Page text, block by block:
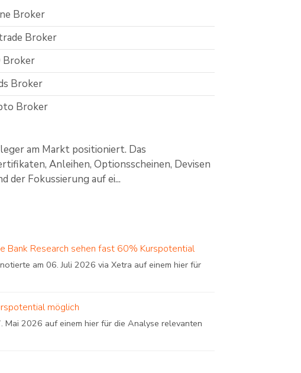
Broker
Broker
Broker
Broker
Broker
am Markt positioniert. Das
Anleihen, Optionsscheinen, Devisen
der Fokussierung auf ei...
Bank Research sehen fast 60% Kurspotential
am 06. Juli 2026 via Xetra auf einem hier für
möglich
2026 auf einem hier für die Analyse relevanten